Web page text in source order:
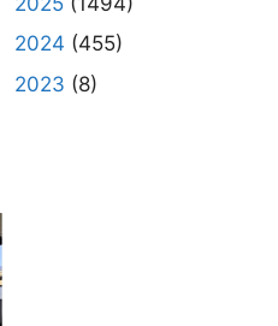
2024 (455)
2023 (8)